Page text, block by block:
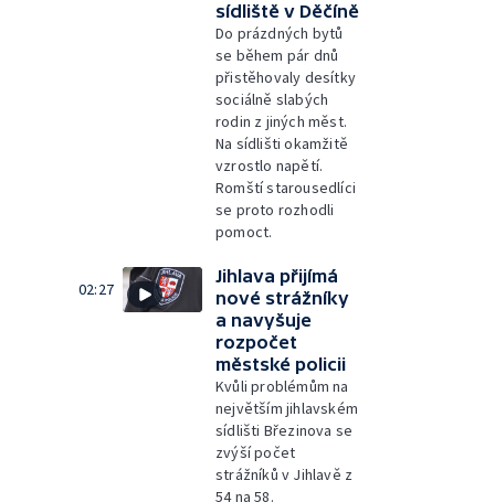
sídliště v Děčíně
Do prázdných bytů
se během pár dnů
přistěhovaly desítky
sociálně slabých
rodin z jiných měst.
Na sídlišti okamžitě
vzrostlo napětí.
Romští starousedlíci
se proto rozhodli
pomoct.
02:27
Jihlava přijímá
nové strážníky
a navyšuje
rozpočet
městské policii
Kvůli problémům na
největším jihlavském
sídlišti Březinova se
zvýší počet
strážníků v Jihlavě z
54 na 58.